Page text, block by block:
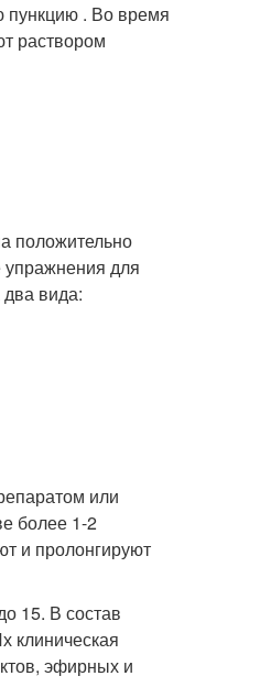
пункцию . Во время
раствором
положительно
упражнения для
вида:
или
более 1-2
и пролонгируют
15. В состав
клиническая
эфирных и